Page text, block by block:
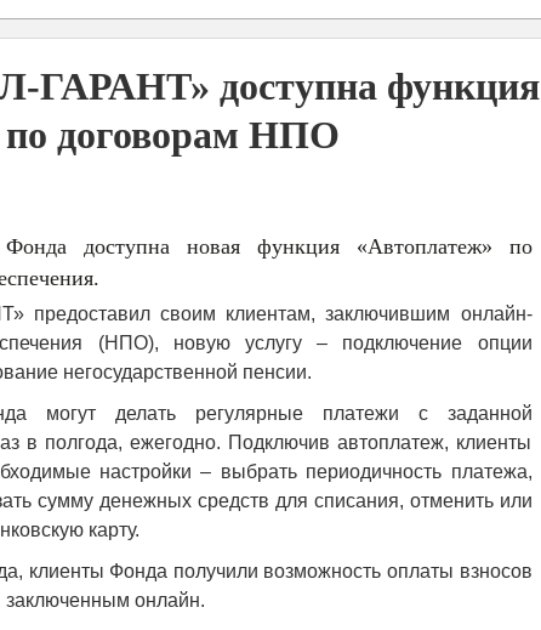
доступна функция
по договорам НПО
доступна новая функция «Автоплатеж» по
своим клиентам, заключившим онлайн-
(НПО), новую услугу – подключение опции
негосударственной пенсии.
могут делать регулярные платежи с заданной
в полгода, ежегодно. Подключив автоплатеж, клиенты
настройки – выбрать периодичность платежа,
сумму денежных средств для списания, отменить или
карту.
клиенты Фонда получили возможность оплаты взносов
онлайн.